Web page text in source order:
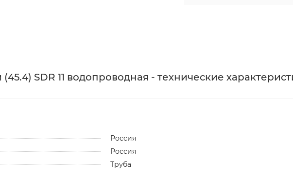
SDR 11 водопроводная - технические
Россия
Россия
Труба